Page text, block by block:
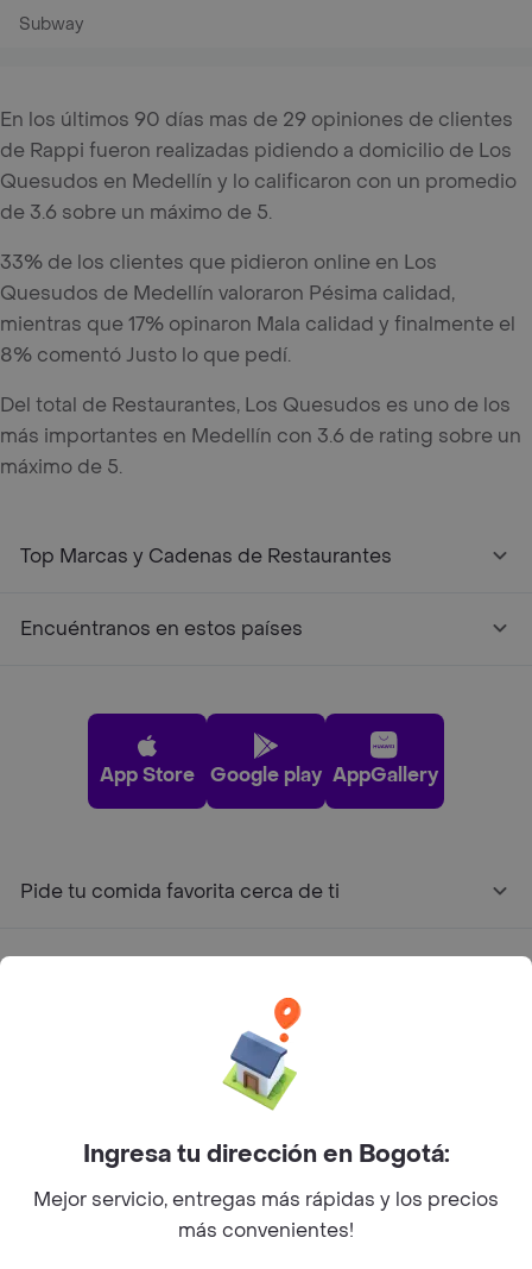
Subway
En los últimos 90 días mas de 29 opiniones de clientes
de Rappi fueron realizadas pidiendo a domicilio de Los
Quesudos en Medellín y lo calificaron con un promedio
de 3.6 sobre un máximo de 5.
33% de los clientes que pidieron online en Los
Quesudos de Medellín valoraron Pésima calidad,
mientras que 17% opinaron Mala calidad y finalmente el
8% comentó Justo lo que pedí.
Del total de Restaurantes, Los Quesudos es uno de los
más importantes en Medellín con 3.6 de rating sobre un
máximo de 5.
Top Marcas y Cadenas de Restaurantes
Encuéntranos en estos países
App Store Google play AppGallery
Pide tu comida favorita cerca de ti
Categorías
Rappi Inc. All rights reserved.
Ingresa tu dirección en Bogotá:
Mejor servicio, entregas más rápidas y los precios
más convenientes!